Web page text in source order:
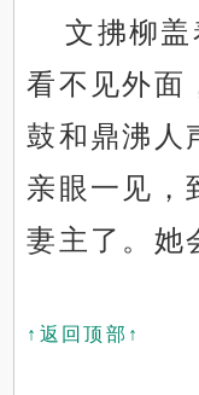
文拂柳盖
看不见外面
鼓和鼎沸人
亲眼一见，
妻主了。她
↑返回顶部↑